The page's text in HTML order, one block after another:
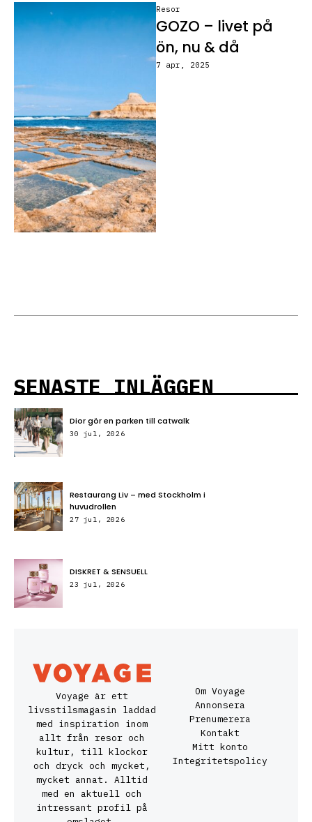
Resor
GOZO – livet på
ön, nu & då
7 apr, 2025
SENASTE INLÄGGEN
Dior gör en parken till catwalk
30 jul, 2026
Restaurang Liv – med Stockholm i
huvudrollen
27 jul, 2026
DISKRET & SENSUELL
23 jul, 2026
Voyage är ett
livsstilsmagasin laddad
med inspiration inom
allt från resor och
kultur, till klockor
och dryck och mycket,
mycket annat. Alltid
med en aktuell och
intressant profil på
Om Voyage
Annonsera
Prenumerera
Kontakt
Mitt konto
Integritetspolicy